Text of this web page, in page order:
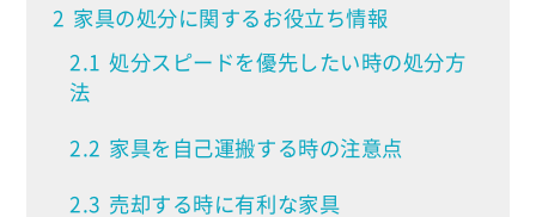
2 家具の処分に関するお役立ち情報
2.1 処分スピードを優先したい時の処分方
法
2.2 家具を自己運搬する時の注意点
2.3 売却する時に有利な家具